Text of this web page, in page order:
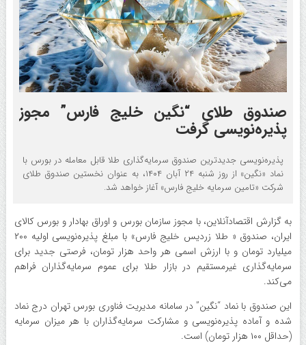
صندوق طلای “نگین خلیج فارس” مجوز
پذیره‌نویسی گرفت
پذیره‌نویسی جدیدترین صندوق سرمایه‌گذاری طلا قابل معامله در بورس با
نماد «نگین» از روز شنبه ۲۴ آبان ۱۴۰۴، به عنوان نخستین صندوق طلای
شرکت «تامین سرمایه خلیج فارس» آغاز خواهد شد.
به گزارش اقتصادآنلاین، با مجوز سازمان بورس و اوراق بهادار و بورس کالای
ایران، صندوق « طلا زردیس خلیج فارس» با مبلغ پذیره‌نویسی اولیه ۲۰۰
میلیارد تومان و با ارزش اسمی هر واحد هزار تومان، فرصتی جدید برای
سرمایه‌گذاری غیرمستقیم در بازار طلا برای عموم سرمایه‌گذاران فراهم
می‌کند.
این صندوق با نماد “نگین” در سامانه مدیریت فناوری بورس تهران درج نماد
شده و آماده پذیره‌نویسی و مشارکت سرمایه‌گذاران با هر میزان سرمایه
(حداقل ۱۰۰ هزار تومان) است.